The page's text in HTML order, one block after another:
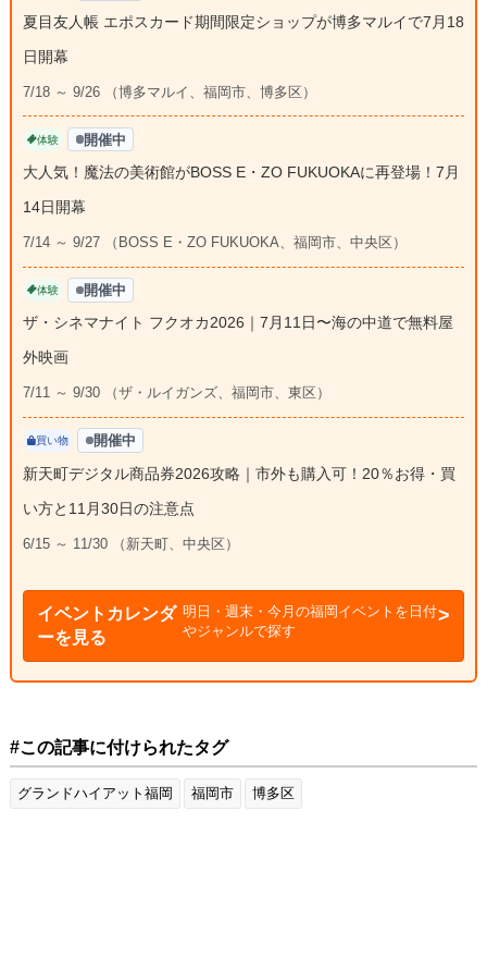
夏目友人帳 エポスカード期間限定ショップが博多マルイで7月18
日開幕
7/18 ～ 9/26 （博多マルイ、福岡市、博多区）
体験 開催中
大人気！魔法の美術館がBOSS E・ZO FUKUOKAに再登場！7月
14日開幕
7/14 ～ 9/27 （BOSS E・ZO FUKUOKA、福岡市、中央区）
体験 開催中
ザ・シネマナイト フクオカ2026｜7月11日〜海の中道で無料屋
外映画
7/11 ～ 9/30 （ザ・ルイガンズ、福岡市、東区）
買い物 開催中
新天町デジタル商品券2026攻略｜市外も購入可！20％お得・買
い方と11月30日の注意点
6/15 ～ 11/30 （新天町、中央区）
イベントカレンダ
ーを見る
明日・週末・今月の福岡イベントを日付
やジャンルで探す
#この記事に付けられたタグ
グランドハイアット福岡 福岡市 博多区